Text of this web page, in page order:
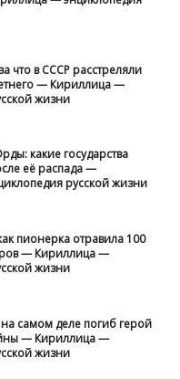
что в СССР расстреляли
— Кириллица —
жизни
какие государства
её распада —
русской жизни
пионерка отравила 100
— Кириллица —
жизни
самом деле погиб герой
— Кириллица —
жизни